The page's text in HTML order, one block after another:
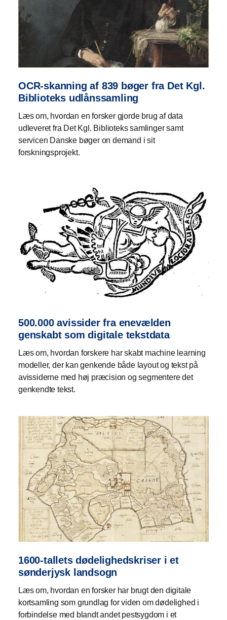
Danske internetsider fra 2005 og frem
På
får du præsenteret mange af de
mere specielle samlinger, så du ved, hvad du kan
søge på i vores bibliotekssystem.
materialer kan findes – og bestilles til hjemlån eller
læsesal.
OCR-skanning af 839 bøger fra Det Kgl.
Biblioteks udlånssamling
Læs om, hvordan en forsker gjorde brug af data
udleveret fra Det Kgl. Biblioteks samlinger samt
servicen Danske bøger on demand i sit
forskningsprojekt.
500.000 avissider fra enevælden
genskabt som digitale tekstdata
Læs om, hvordan forskere har skabt machine learning
modeller, der kan genkende både layout og tekst på
avissiderne med høj præcision og segmentere det
genkendte tekst.
1600-tallets dødelighedskriser i et
sønderjysk landsogn
Læs om, hvordan en forsker har brugt den digitale
kortsamling som grundlag for viden om dødelighed i
forbindelse med blandt andet pestsygdom i et